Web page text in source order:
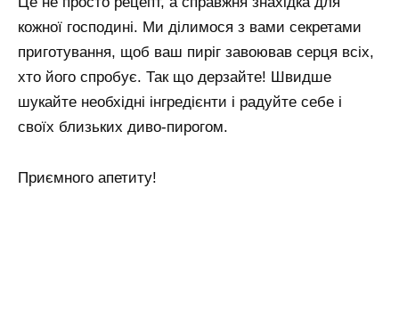
кожної господині. Ми ділимося з вами секретами
приготування, щоб ваш пиріг завоював серця всіх,
хто його спробує. Так що дерзайте! Швидше
шукайте необхідні інгредієнти і радуйте себе і
своїх близьких диво-пирогом.
Приємного апетиту!